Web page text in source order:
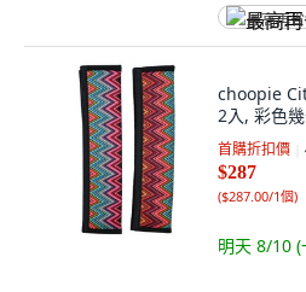
最高再
choopie
2入, 彩色
首購折扣價
$287
($287.00/1個)
明天 8/10 (